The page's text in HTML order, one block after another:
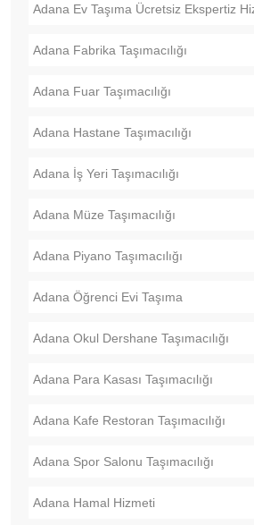
Adana Ev Taşıma Ücretsiz Ekspertiz
Adana Fabrika Taşımacılığı
Adana Fuar Taşımacılığı
Adana Hastane Taşımacılığı
Adana İş Yeri Taşımacılığı
Adana Müze Taşımacılığı
Adana Piyano Taşımacılığı
Adana Öğrenci Evi Taşıma
Adana Okul Dershane Taşımacılığı
Adana Para Kasası Taşımacılığı
Adana Kafe Restoran Taşımacılığı
Adana Spor Salonu Taşımacılığı
Adana Hamal Hizmeti